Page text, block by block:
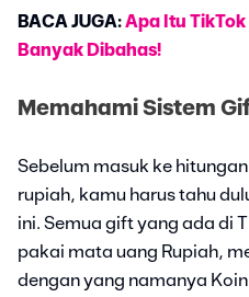
BACA JUGA:Apa Itu
Banyak Dibahas!
Memahami Sistem
Sebelum masuk ke
rupiah, kamu harus tahu
ini. Semua gift yang ada di
pakai mata uang Rupiah,
dengan yang namanya